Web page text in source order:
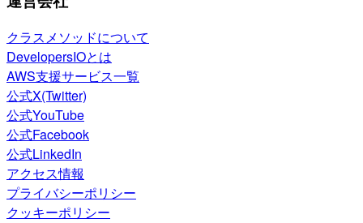
クラスメソッドについて
DevelopersIOとは
AWS支援サービス一覧
公式X(Twitter)
公式YouTube
公式Facebook
公式LinkedIn
アクセス情報
プライバシーポリシー
クッキーポリシー